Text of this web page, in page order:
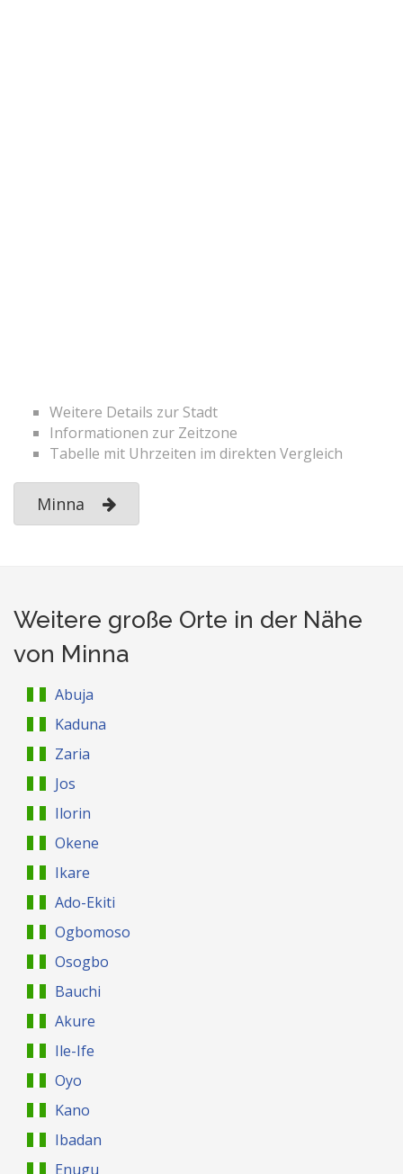
Weitere Details zur Stadt
Informationen zur Zeitzone
Tabelle mit Uhrzeiten im direkten Vergleich
Minna
Weitere große Orte in der Nähe
von Minna
Abuja
Kaduna
Zaria
Jos
Ilorin
Okene
Ikare
Ado-Ekiti
Ogbomoso
Osogbo
Bauchi
Akure
Ile-Ife
Oyo
Kano
Ibadan
Enugu